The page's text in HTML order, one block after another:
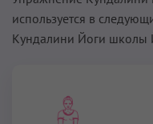
используется в
Кундалини Йоги школы